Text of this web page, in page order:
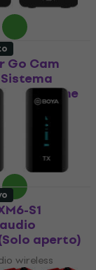
Go Cam
(Come
wireless
S1
aperto)
wireless